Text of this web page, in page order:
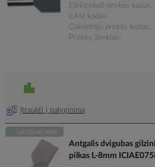
Elektrobalt prekės kodas
EAN kodas
Gamintojo prekės kodas
Prekės ženklas
Įtraukti į palyginimą
Antgalis dvigubas
pilkas L-8mm